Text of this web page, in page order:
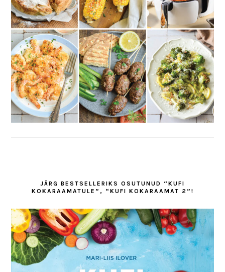
JÄRG BESTSELLERIKS OSUTUNUD “KUFI
KOKARAAMATULE”, “KUFI KOKARAAMAT 2”!